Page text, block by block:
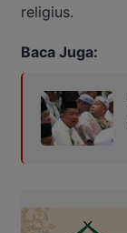
religius.
Baca Juga: